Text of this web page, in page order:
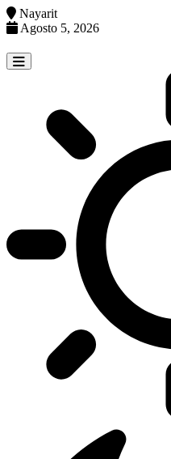
Nayarit
Agosto 5, 2026
to
content